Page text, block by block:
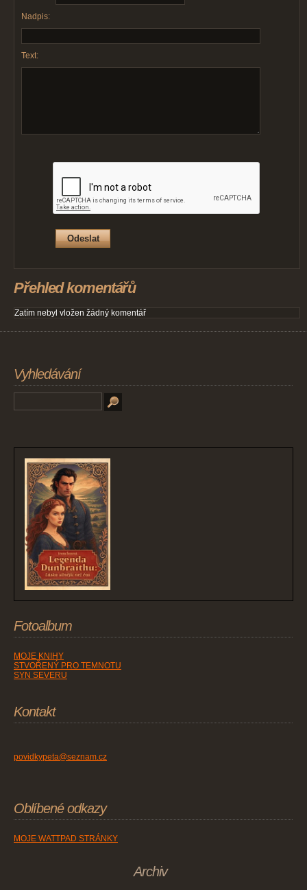
Nadpis:
Text:
Přehled komentářů
Zatím nebyl vložen žádný komentář
Vyhledávání
Fotoalbum
MOJE KNIHY
STVOŘENÝ PRO TEMNOTU
SYN SEVERU
Kontakt
povidkypeta@seznam.cz
Oblíbené odkazy
MOJE WATTPAD STRÁNKY
Archiv